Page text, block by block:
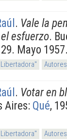
. Vale la
esfuerzo.
Mayo
. Votar en
Aires: Qué,